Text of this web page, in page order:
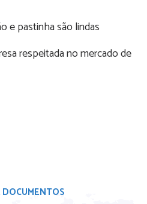
e pastinha são lindas
respeitada no mercado de